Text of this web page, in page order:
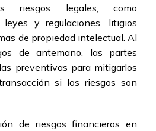
riesgos legales, como
leyes y regulaciones, litigios
de propiedad intelectual. Al
de antemano, las partes
preventivas para mitigarlos
si los riesgos son
de riesgos financieros en